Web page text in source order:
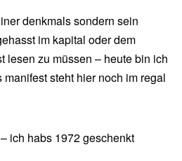
denkmals sondern sein
im kapital oder dem
lesen zu müssen – heute bin ich
steht hier noch im regal
ich habs 1972 geschenkt